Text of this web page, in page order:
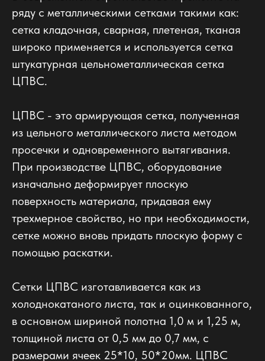
ряду с металлическими сетками такими как:
сетка кладочная, сварная, плетеная, тканая
широко применяется и используется сетка
штукатурная цельнометаллическая сетка
ЦПВС.
ЦПВС - это армирующая сетка, полученная
из цельного металлического листа методом
просечки и одновременного вытягивания.
При производстве ЦПВС, оборудование
изначально деформирует плоскую
поверхность материала, придавая ему
трехмерное свойство, но при необходимости,
сетке можно вновь придать плоскую форму с
помощью раскатки.
Сетки ЦПВС изготавливается как из
холоднокатаного листа, так и оцинкованного,
в основном шириной полотна 1,0 м и 1,25 м,
толщиной листа от 0,5 мм до 0,7 мм, с
размерами ячеек 25*10, 50*20мм. ЦПВС